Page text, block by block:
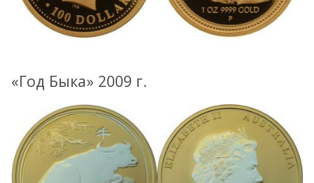
«Год Быка» 2009 г.